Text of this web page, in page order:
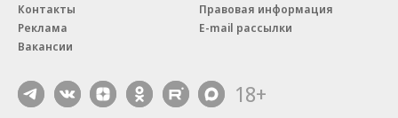
Контакты
Реклама
Вакансии
Правовая информация
E-mail рассылки
18+